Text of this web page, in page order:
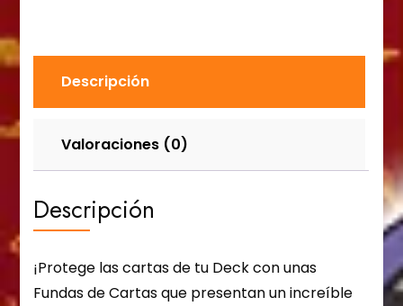
Descripción
Valoraciones (0)
Descripción
¡Protege las cartas de tu Deck con unas
Fundas de Cartas que presentan un increíble